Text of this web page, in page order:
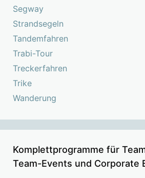
Segway
Strandsegeln
Tandemfahren
Trabi-Tour
Treckerfahren
Trike
Wanderung
Komplettprogramme für
Team-Events und Corporate